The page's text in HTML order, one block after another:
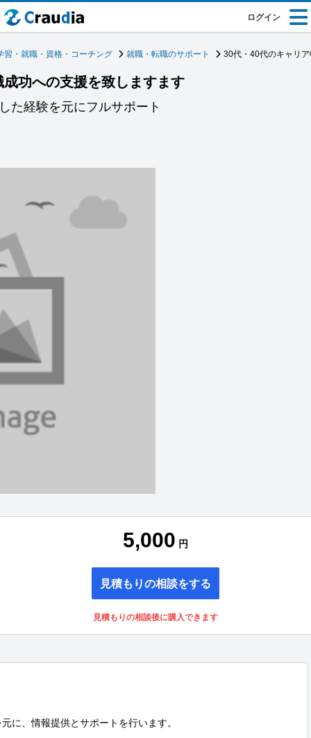
ログイン
習・就職・資格・コーチング 就職・転職のサポート 30代・40代のキャリ
功への支援を致しますます
た経験を元にフルサポート
5,000 円
見積もりの相談をする
見積もりの相談後に購入できます
に、情報提供とサポートを行います。